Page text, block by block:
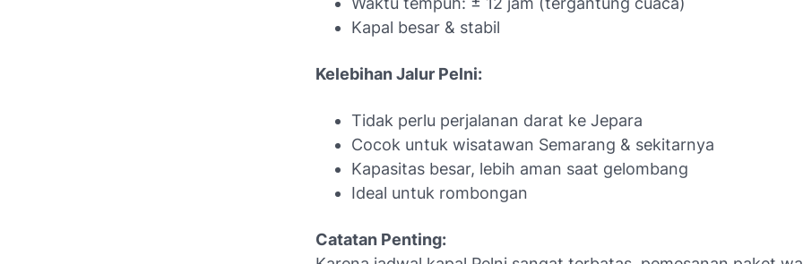
Kapal besar & stabil
Kelebihan Jalur Pelni:
Tidak perlu perjalanan darat ke Jepara
Cocok untuk wisatawan Semarang & sekitarnya
Kapasitas besar, lebih aman saat gelombang
Ideal untuk rombongan
Catatan Penting: